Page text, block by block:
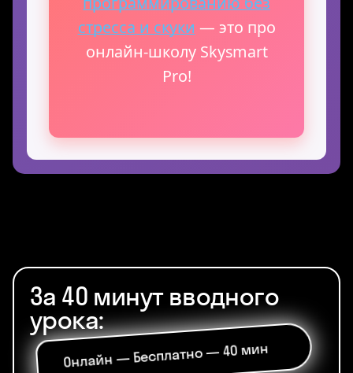
стресса и скуки — это про
онлайн-школу Skysmart
Pro!
За 40 минут вводного
урока:
Онлайн — Бесплатно — 40 мин